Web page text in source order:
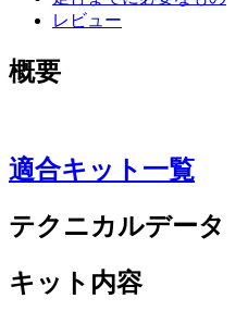
レビュー
概要
適合キット一覧
テクニカルデータ
キット内容